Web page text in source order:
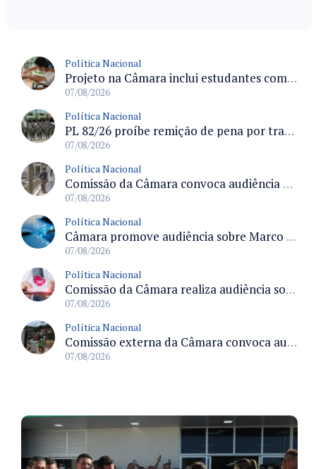
Política Nacional
Projeto na Câmara inclui estudantes com deficiência no regime escolar especial da LDB e estabelece critérios para frequência
07/08/2026
Política Nacional
PL 82/26 proíbe remição de pena por trabalho em funções militares para condenados por crimes contra o Estado Democrático de Direito
07/08/2026
Política Nacional
Comissão da Câmara convoca audiência para discutir misoginia nas escolas e universidades após divulgação de listas misóginas
07/08/2026
Política Nacional
Câmara promove audiência sobre Marco de Fomento à Economia Digital e impactos da inteligência artificial
07/08/2026
Política Nacional
Comissão da Câmara realiza audiência sobre apostas online para medir o tamanho do mercado ilegal
07/08/2026
Política Nacional
Comissão externa da Câmara convoca audiência pública sobre chuvas na Zona da Mata de Minas Gerais e impactos em Juiz de Fora
07/08/2026